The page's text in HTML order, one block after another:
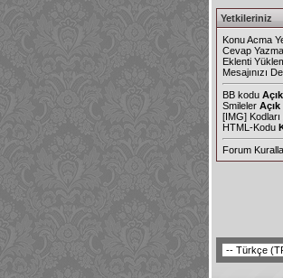
Yetkileriniz
Konu Acma
Cevap
Eklenti
Mesajınızı
BB kodu Açık
Smileler Açık
[IMG] Kodları
HTML-Kodu
Forum